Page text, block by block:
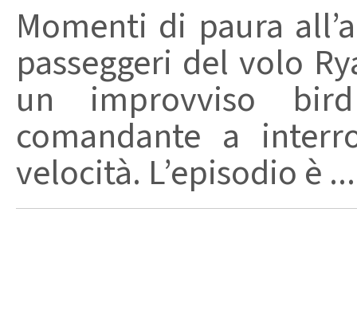
Momenti di paura
passeggeri del volo
un improvviso
comandante a
velocità. L’episodio è ...